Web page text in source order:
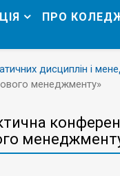
ПРО
дисциплін і
менеджменту»